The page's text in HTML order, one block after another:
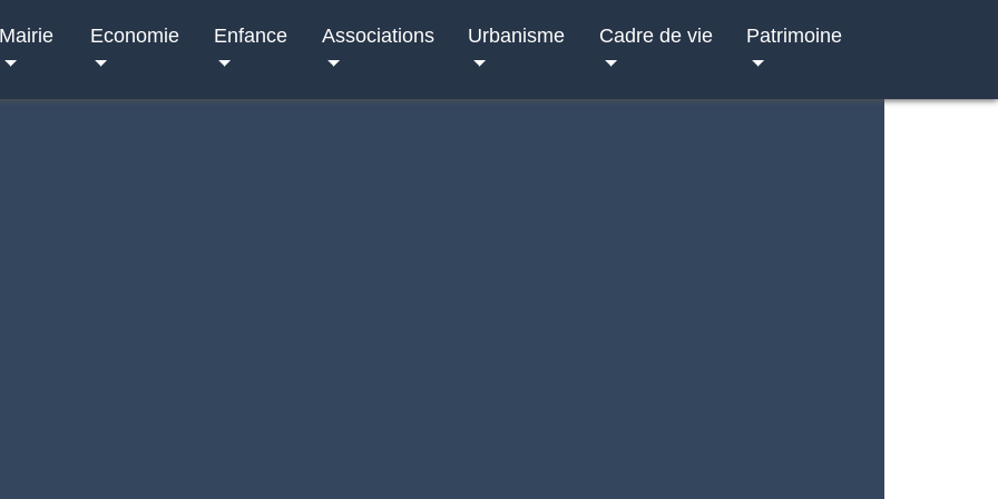
Mairie Economie Enfance Associations Urbanisme Cadre de vie Patrimoine